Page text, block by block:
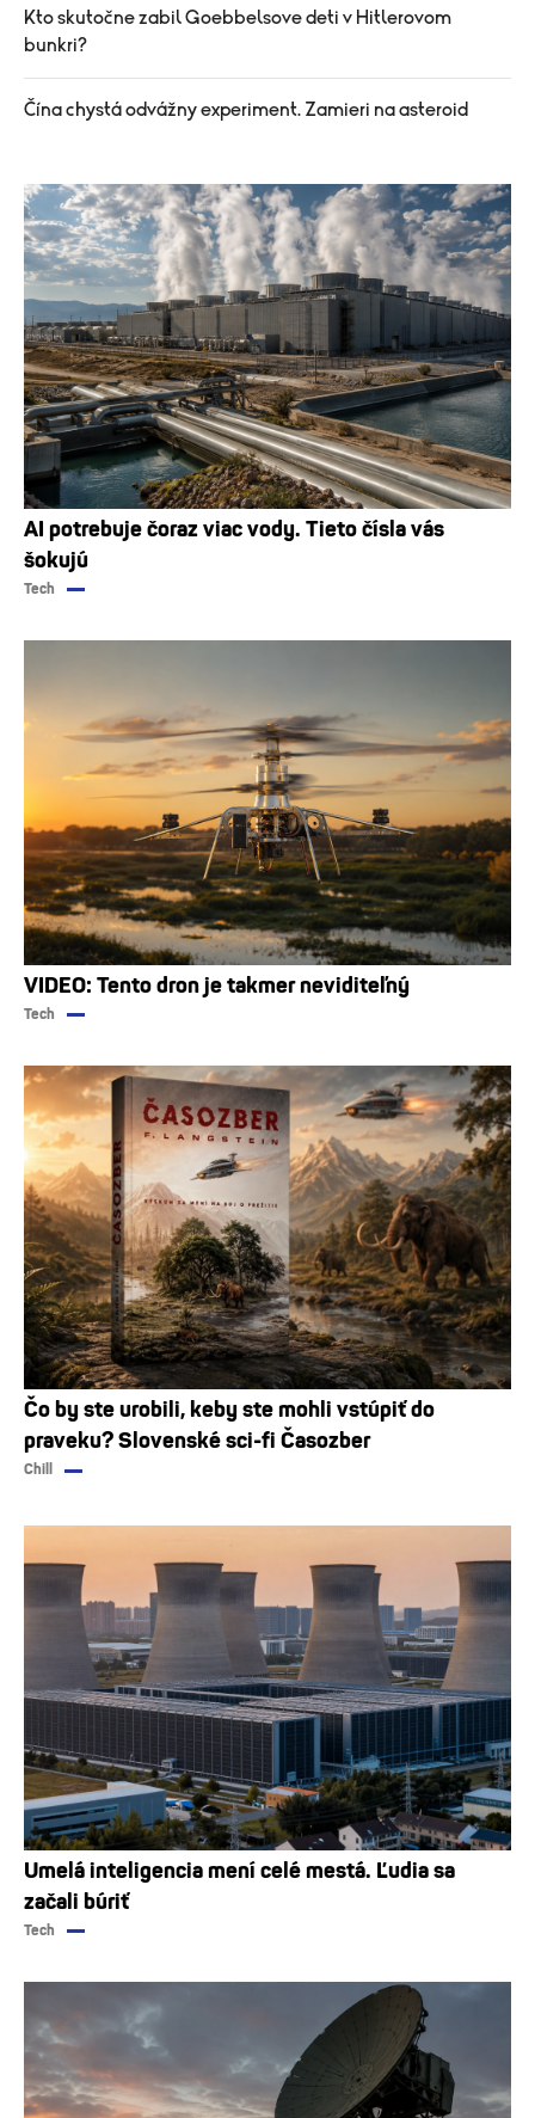
Kto skutočne zabil Goebbelsove deti v Hitlerovom
bunkri?
Čína chystá odvážny experiment. Zamieri na asteroid
AI potrebuje čoraz viac vody. Tieto čísla vás
šokujú
Tech
VIDEO: Tento dron je takmer neviditeľný
Tech
Čo by ste urobili, keby ste mohli vstúpiť do
praveku? Slovenské sci-fi Časozber
Chill
Umelá inteligencia mení celé mestá. Ľudia sa
začali búriť
Tech